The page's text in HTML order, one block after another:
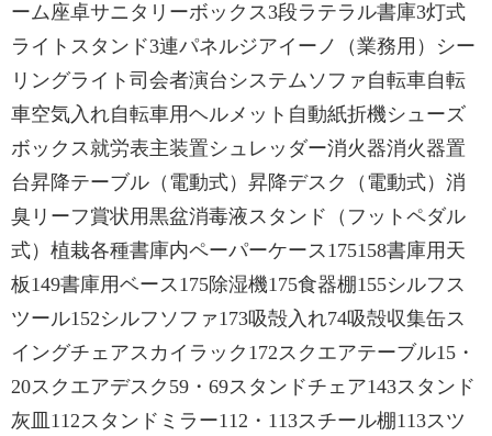
ーム座卓サニタリーボックス3段ラテラル書庫3灯式
ライトスタンド3連パネルジアイーノ（業務用）シー
リングライト司会者演台システムソファ自転車自転
車空気入れ自転車用ヘルメット自動紙折機シューズ
ボックス就労表主装置シュレッダー消火器消火器置
台昇降テーブル（電動式）昇降デスク（電動式）消
臭リーフ賞状用黒盆消毒液スタンド（フットペダル
式）植栽各種書庫内ペーパーケース175158書庫用天
板149書庫用ベース175除湿機175食器棚155シルフス
ツール152シルフソファ173吸殻入れ74吸殻収集缶ス
イングチェアスカイラック172スクエアテーブル15・
20スクエアデスク59・69スタンドチェア143スタンド
灰皿112スタンドミラー112・113スチール棚113スツ